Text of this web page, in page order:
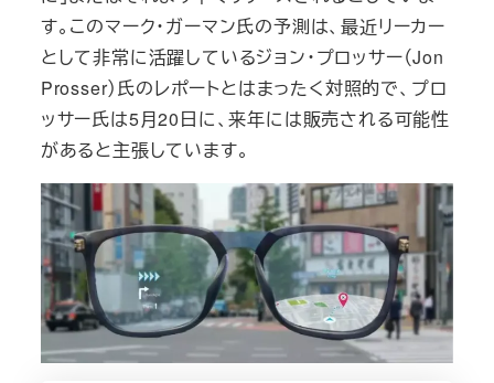
す。このマーク・ガーマン氏の予測は、最近リーカー
として非常に活躍しているジョン・プロッサー（Jon
Prosser）氏のレポートとはまったく対照的で、プロ
ッサー氏は5月20日に、来年には販売される可能性
があると主張しています。